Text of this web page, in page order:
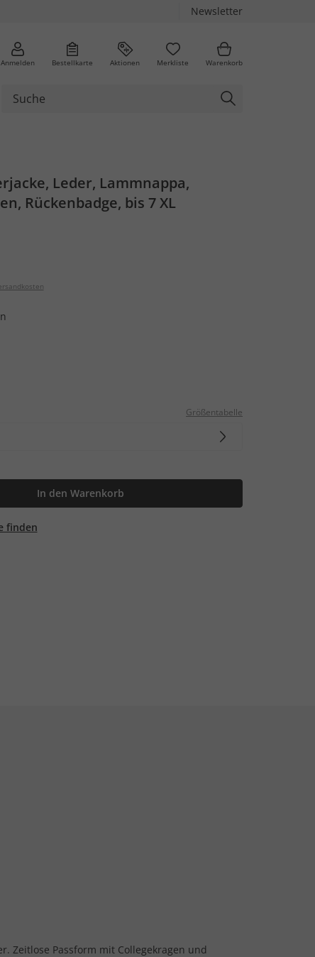
Newsletter
Anmelden Bestellkarte Aktionen Merkliste Warenkorb
Leder, Lammnappa,
Rückenbadge, bis 7 XL
Größentabelle
In den Warenkorb
finden
Zeitlose Passform mit Collegekragen und